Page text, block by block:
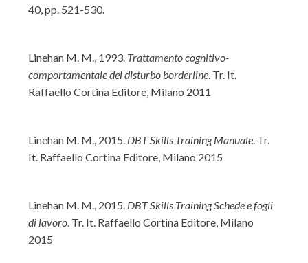
40, pp. 521-530.
Linehan M. M., 1993. Trattamento cognitivo-
comportamentale del disturbo borderline. Tr. It.
Raffaello Cortina Editore, Milano 2011
Linehan M. M., 2015. DBT Skills Training Manuale. Tr.
It. Raffaello Cortina Editore, Milano 2015
Linehan M. M., 2015. DBT Skills Training Schede e fogli
di lavoro. Tr. It. Raffaello Cortina Editore, Milano
2015